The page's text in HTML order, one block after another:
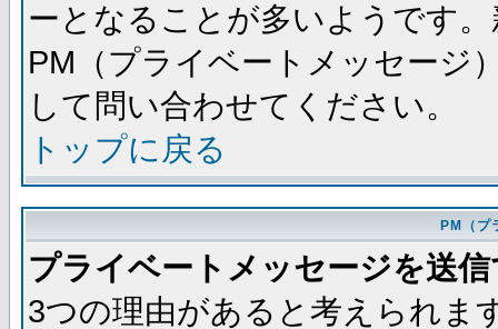
ーとなることが多いようです
PM（プライベートメッセージ
して問い合わせてください。
トップに戻る
PM（プ
プライベートメッセージを送
3つの理由があると考えられま